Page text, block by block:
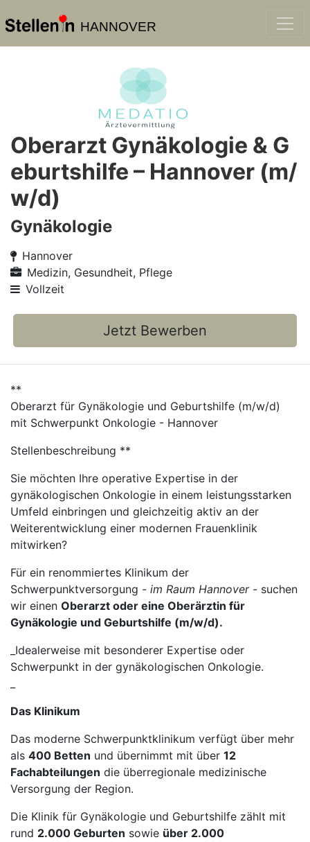
HANNOVER
Oberarzt Gynäkologie & G
eburtshilfe – Hannover (m/
w/d)
Gynäkologie
Hannover
Medizin, Gesundheit, Pflege
Vollzeit
Jetzt Bewerben
**
Oberarzt für Gynäkologie und Geburtshilfe (m/w/d)
mit Schwerpunkt Onkologie - Hannover
Stellenbeschreibung **
Sie möchten Ihre operative Expertise in der
gynäkologischen Onkologie in einem leistungsstarken
Umfeld einbringen und gleichzeitig aktiv an der
Weiterentwicklung einer modernen Frauenklinik
mitwirken?
Für ein renommiertes Klinikum der
Schwerpunktversorgung - im Raum Hannover- suchen
wir einen Oberarzt oder eine Oberärztin für
Gynäkologie und Geburtshilfe (m/w/d).
_Idealerweise mit besonderer Expertise oder
Schwerpunkt in der gynäkologischen Onkologie.
Das Klinikum
Das moderne Schwerpunktklinikum verfügt über mehr
als 400 Betten und übernimmt mit über 12
Fachabteilungen die überregionale medizinische
Versorgung der Region.
Die Klinik für Gynäkologie und Geburtshilfe zählt mit
rund 2.000 Geburten sowie über 2.000